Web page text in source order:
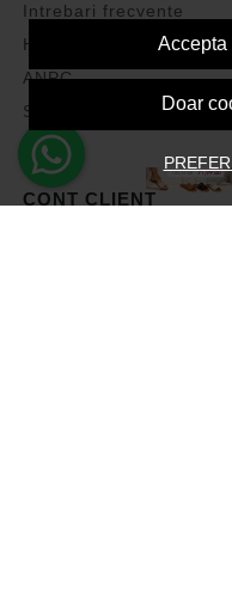
Accepta
Doar
Intrebari frecvente
Harta site
ANPC
Solutionarea litigiilor
CONT CLIENT